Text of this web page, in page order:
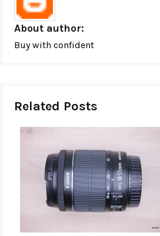
About author:
Buy with confident
Related Posts